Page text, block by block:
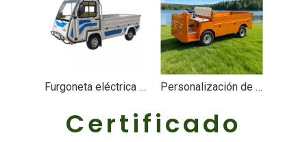
Furgoneta eléctrica para camiones de carga de basura - EG6023H Personalización de fábrica Camiones de carga eléctricos de 2 asientos para fábrica de fabricación - EG6021H
Certificado